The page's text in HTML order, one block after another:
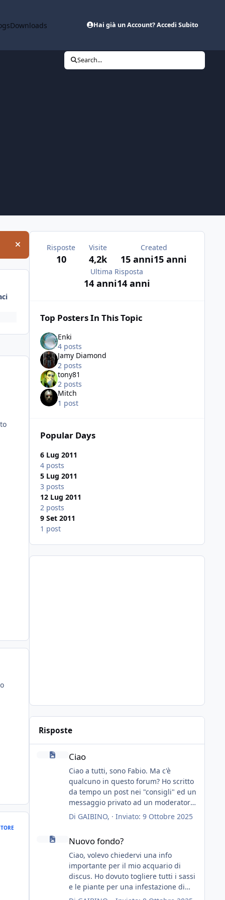
Downloads Hai già un Account? Accedi Subito
Search...
Hide announcement
Risposte
10
Visite
4,2k
Created
15 anni15 anni
Ultima Risposta
14 anni14 anni
Top Posters In This Topic
Enki
4 posts
Jamy Diamond
2 posts
tony81
2 posts
Mitch
1 post
Popular Days
6 Lug 2011
4 posts
5 Lug 2011
3 posts
12 Lug 2011
2 posts
9 Set 2011
1 post
Risposte
Ciao
Ciao a tutti, sono Fabio. Ma c'è
qualcuno in questo forum? Ho scritto
da tempo un post nei "consigli" ed un
messaggio privato ad un moderatore
ma nessuno risponde... mah, chissà...
speravo in un consiglio...
Di GAIBINO, · Inviato: 9 Ottobre 2025
Nuovo fondo?
Nuovo fondo?
Ciao, volevo chiedervi una info
importante per il mio acquario di
discus. Ho dovuto togliere tutti i sassi
e le piante per una infestazione di
lumachine (migliaia), premetto che ho